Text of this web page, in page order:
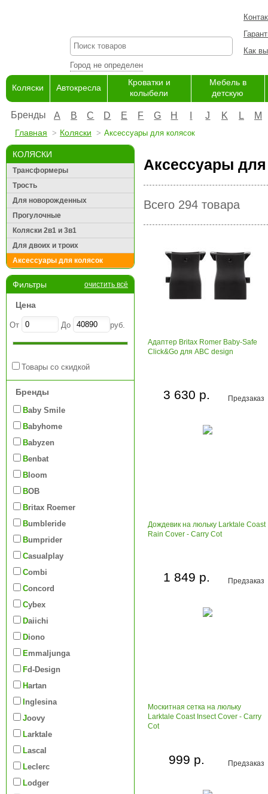
Город не определен
Как
Коляски Автокресла
Кроватки и
колыбели
Мебель в
детскую
Бренды A B C D E F G H J K L M
Главная Коляски Аксессуары для колясок
КОЛЯСКИ
Трансформеры
Трость
Для новорожденных
Прогулочные
Коляски 2в1 и 3в1
Для двоих и троих
Аксессуары для колясок
Фильтры очистить всё
Цена
От До руб.
Товары со скидкой
Бренды
Baby Smile
Babyhome
Babyzen
Benbat
Bloom
BOB
Britax Roemer
Bumbleride
Bumprider
Casualplay
Combi
Concord
Cybex
Daiichi
Diono
Emmaljunga
Fd-Design
Hartan
Inglesina
Joovy
Larktale
Lascal
Leclerc
Lodger
Аксессуары для
Всего 294 товара
Адаптер Britax Romer Baby-Safe
Click&Go для ABC design
Предзаказ
3 630 р.
Дождевик на люльку Larktale Coast
Rain Cover - Carry Cot
Предзаказ
1 849 р.
Москитная сетка на люльку
Larktale Coast Insect Cover - Carry
Cot
Предзаказ
999 р.